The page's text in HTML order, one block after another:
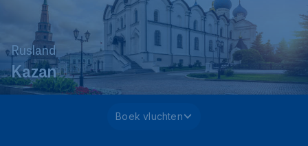
Rusland
Kazan
Boek vluchten